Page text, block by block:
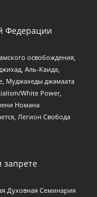
Федерации
освобождения,
Аль-Каида,
Муджахеды джамаата
White Power,
Номана
Легион Свобода
Духовная Семинария